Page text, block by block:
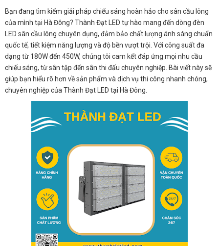
Bạn đang tìm kiếm giải pháp chiếu sáng hoàn hảo cho sân cầu lông
của mình tại Hà Đông? Thành Đạt LED tự hào mang đến dòng đèn
LED sân cầu lông chuyên dụng, đảm bảo chất lượng ánh sáng chuẩn
quốc tế, tiết kiệm năng lượng và độ bền vượt trội. Với công suất đa
dạng từ 180W đến 450W, chúng tôi cam kết đáp ứng mọi nhu cầu
chiếu sáng, từ sân tập đến sân thi đấu chuyên nghiệp. Bài viết này sẽ
giúp bạn hiểu rõ hơn về sản phẩm và dịch vụ thi công nhanh chóng,
chuyên nghiệp của Thành Đạt LED tại Hà Đông.